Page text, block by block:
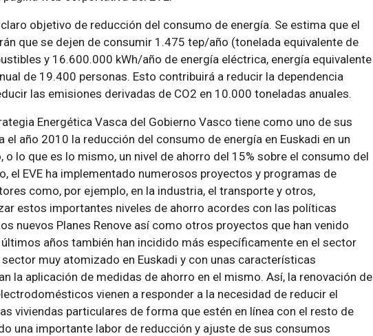
objetivo de reducción del consumo de energía. Se estima que el
que se dejen de consumir 1.475 tep/año (tonelada equivalente de
y 16.600.000 kWh/año de energía eléctrica, energía equivalente
de 19.400 personas. Esto contribuirá a reducir la dependencia
las emisiones derivadas de CO2 en 10.000 toneladas anuales.
Energética Vasca del Gobierno Vasco tiene como uno de sus
año 2010 la reducción del consumo de energía en Euskadi en un
lo que es lo mismo, un nivel de ahorro del 15% sobre el consumo del
el EVE ha implementado numerosos proyectos y programas de
como, por ejemplo, en la industria, el transporte y otros,
estos importantes niveles de ahorro acordes con las políticas
nuevos Planes Renove así como otros proyectos que han venido
años también han incidido más específicamente en el sector
muy atomizado en Euskadi y con unas características
la aplicación de medidas de ahorro en el mismo. Así, la renovación de
vienen a responder a la necesidad de reducir el
viviendas particulares de forma que estén en línea con el resto de
una importante labor de reducción y ajuste de sus consumos